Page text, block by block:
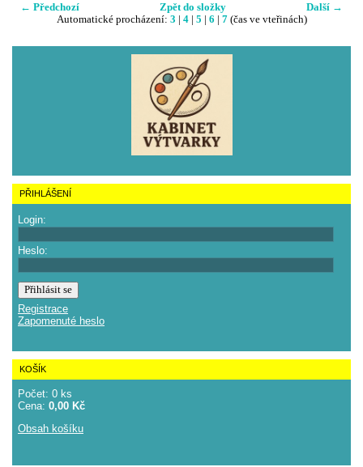
← Předchozí Další →
Zpět do složky
Automatické procházení: 3 4| 5 6 7(čas ve vteřinách)
PŘIHLÁŠENÍ
Login:
Heslo:
Registrace
Zapomenuté heslo
KOŠÍK
Počet: 0 ks
Cena: 0,00 Kč
Obsah košíku